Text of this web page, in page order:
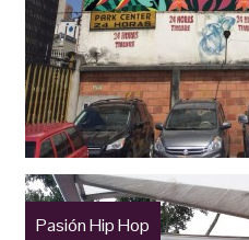
Pasión Hip Hop